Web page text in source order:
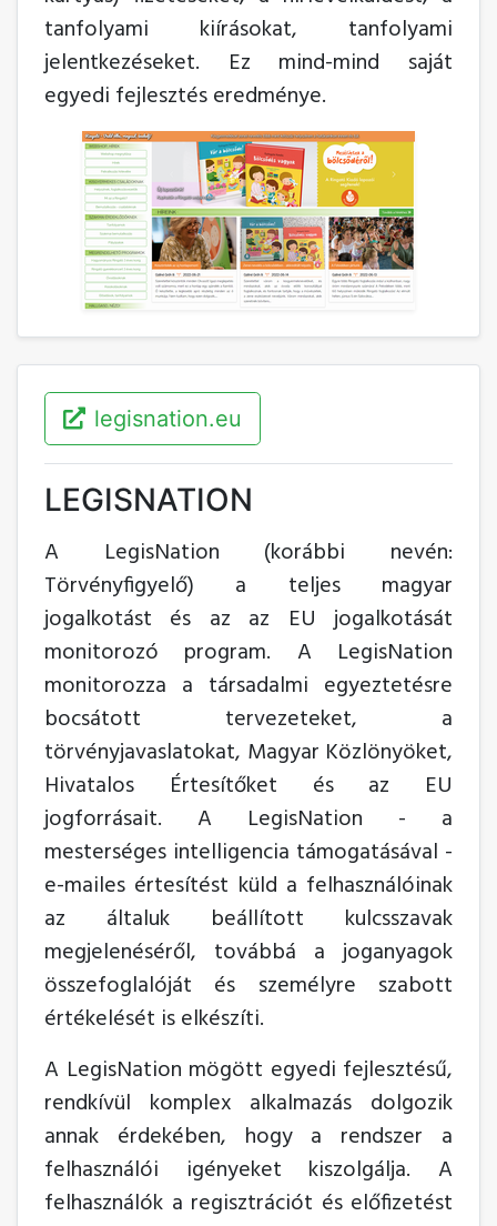
tanfolyami kiírásokat, tanfolyami
jelentkezéseket. Ez mind-mind saját
egyedi fejlesztés eredménye.
legisnation.eu
LEGISNATION
A LegisNation (korábbi nevén:
Törvényfigyelő) a teljes magyar
jogalkotást és az az EU jogalkotását
monitorozó program. A LegisNation
monitorozza a társadalmi egyeztetésre
bocsátott tervezeteket, a
törvényjavaslatokat, Magyar Közlönyöket,
Hivatalos Értesítőket és az EU
jogforrásait. A LegisNation - a
mesterséges intelligencia támogatásával -
e-mailes értesítést küld a felhasználóinak
az általuk beállított kulcsszavak
megjelenéséről, továbbá a joganyagok
összefoglalóját és személyre szabott
értékelését is elkészíti.
A LegisNation mögött egyedi fejlesztésű,
rendkívül komplex alkalmazás dolgozik
annak érdekében, hogy a rendszer a
felhasználói igényeket kiszolgálja. A
felhasználók a regisztrációt és előfizetést